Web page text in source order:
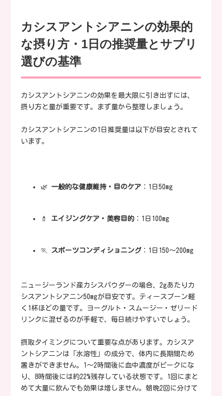
カシスアントシアニンの効果的
な摂り方・1日の推奨量とサプリ
選びの基準
カシスアントシアニンの効果を最大限に引き出すには、
摂り方と量が重要です。まず量から整理しましょう。
カシスアントシアニンの1日推奨量は以下が目安とされて
います。
🌿 一般的な健康維持・目のケア ：1日50mg
💄 エイジングケア・美容目的 ：1日100mg
🏃 スポーツコンディショニング ：1日150〜200mg
ニュージーランド産カシスパウダーの場合、2gあたりカ
シスアントシアニン50mgが目安です。ティースプーン軽
く1杯ほどの量です。ヨーグルト・スムージー・ゼリード
リンクに混ぜるのが手軽で、毎日続けやすいでしょう。
摂取タイミングについて重要な点があります。カシスア
ントシアニンは「水溶性」の成分で、体内に長期間ため
置きができません。1〜2時間後に血中濃度がピークにな
り、8時間後には約22%残存している状態です。1回にまと
めて大量に飲んでも効果は増しません。朝晩2回に分けて